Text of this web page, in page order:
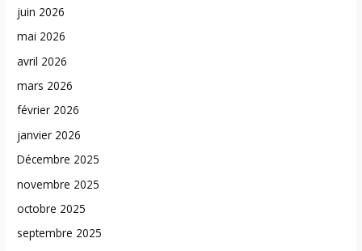
juin 2026
mai 2026
avril 2026
mars 2026
février 2026
janvier 2026
Décembre 2025
novembre 2025
octobre 2025
septembre 2025